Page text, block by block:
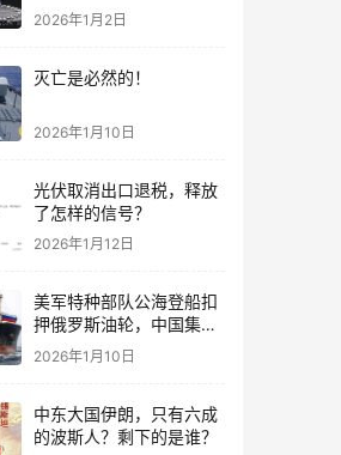
2026年1月2日
灭亡是必然的！
2026年1月10日
光伏取消出口退税，释放
了怎样的信号？
2026年1月12日
美军特种部队公海登船扣
押俄罗斯油轮，中国集装
箱武装船早有准备？
2026年1月10日
中东大国伊朗，只有六成
的波斯人？剩下的是谁？